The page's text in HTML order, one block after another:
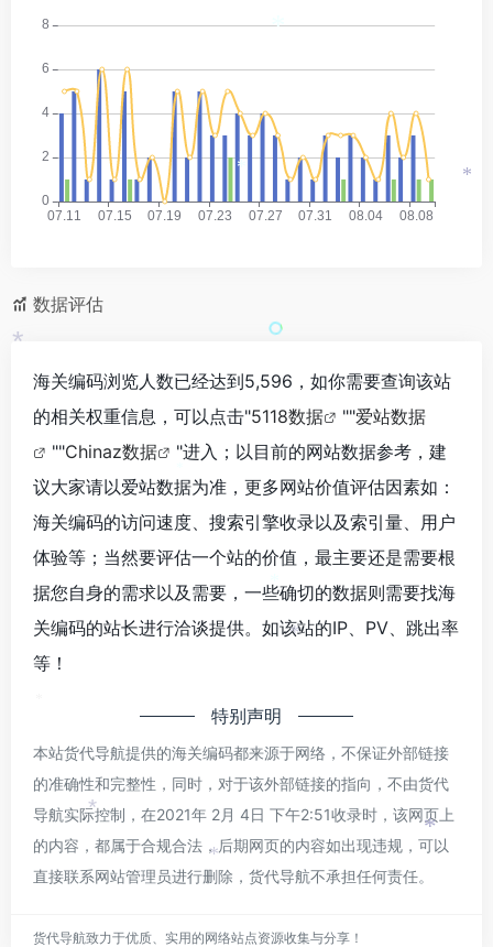
数据评估
海关编码浏览人数已经达到5,596，如你需要查询该站
的相关权重信息，可以点击"5118数据 ""爱站数据
""Chinaz数据
"进入；以目前的网站数据参考，建
议大家请以爱站数据为准，更多网站价值评估因素如：
海关编码的访问速度、搜索引擎收录以及索引量、用户
体验等；当然要评估一个站的价值，最主要还是需要根
据您自身的需求以及需要，一些确切的数据则需要找海
关编码的站长进行洽谈提供。如该站的IP、PV、跳出率
等！
特别声明
本站货代导航提供的海关编码都来源于网络，不保证外部链接
的准确性和完整性，同时，对于该外部链接的指向，不由货代
导航实际控制，在2021年 2月 4日 下午2:51收录时，该网页上
的内容，都属于合规合法，后期网页的内容如出现违规，可以
直接联系网站管理员进行删除，货代导航不承担任何责任。
货代导航致力于优质、实用的网络站点资源收集与分享！
*
*
*
*
*